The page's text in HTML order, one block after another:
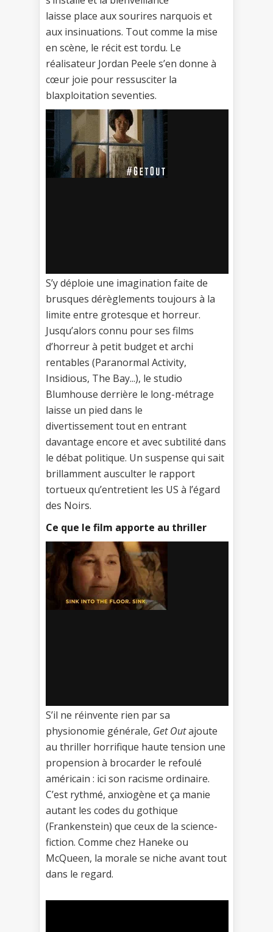
laisse place aux sourires narquois et
aux insinuations. Tout comme la mise
en scène, le récit est tordu. Le
réalisateur Jordan Peele s’en donne à
cœur joie pour ressusciter la
blaxploitation seventies.
S’y déploie une imagination faite de
brusques dérèglements toujours à la
limite entre grotesque et horreur.
Jusqu’alors connu pour ses films
d’horreur à petit budget et archi
rentables (Paranormal Activity,
Insidious, The Bay...), le studio
Blumhouse derrière le long-métrage
laisse un pied dans le
divertissement tout en entrant
davantage encore et avec subtilité dans
le débat politique. Un suspense qui sait
brillamment ausculter le rapport
tortueux qu’entretient les US à l’égard
des Noirs.
Ce que le film apporte au thriller
S’il ne réinvente rien par sa
physionomie générale, Get Outajoute
au thriller horrifique haute tension une
propension à brocarder le refoulé
américain : ici son racisme ordinaire.
C’est rythmé, anxiogène et ça manie
autant les codes du gothique
(Frankenstein) que ceux de la science-
fiction. Comme chez Haneke ou
McQueen, la morale se niche avant tout
dans le regard.